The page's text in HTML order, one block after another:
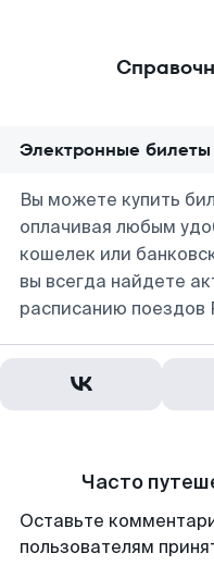
Электронные
Вы можете купить
оплачивая любым
кошелек или
вы всегда найдете
расписанию
Часто
Оставьте
пользователям